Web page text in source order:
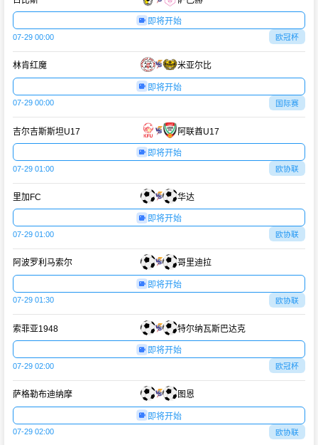
即将开始
07-29 00:00 欧冠杯
林肯红魔 米亚尔比
即将开始
07-29 00:00 国际赛
吉尔吉斯斯坦U17 阿联酋U17
即将开始
07-29 01:00 欧协联
里加FC 华达
即将开始
07-29 01:00 欧协联
阿波罗利马索尔 哥里迪拉
即将开始
07-29 01:30 欧协联
索菲亚1948 特尔纳瓦斯巴达克
即将开始
07-29 02:00 欧冠杯
萨格勒布迪纳摩 图恩
即将开始
07-29 02:00 欧协联